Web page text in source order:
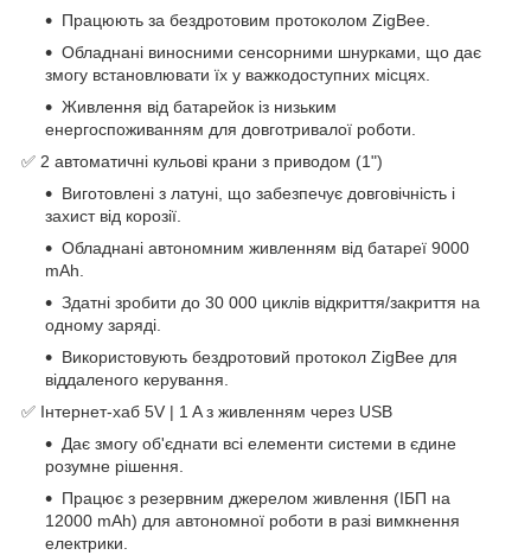
Працюють за бездротовим протоколом ZigBee.
Обладнані виносними сенсорними шнурками, що дає
змогу встановлювати їх у важкодоступних місцях.
Живлення від батарейок із низьким
енергоспоживанням для довготривалої роботи.
✅ 2 автоматичні кульові крани з приводом (1")
Виготовлені з латуні, що забезпечує довговічність і
захист від корозії.
Обладнані автономним живленням від батареї 9000
mAh.
Здатні зробити до 30 000 циклів відкриття/закриття на
одному заряді.
Використовують бездротовий протокол ZigBee для
віддаленого керування.
✅ Інтернет-хаб 5V | 1 A з живленням через USB
Дає змогу об'єднати всі елементи системи в єдине
розумне рішення.
Працює з резервним джерелом живлення (ІБП на
12000 mAh) для автономної роботи в разі вимкнення
електрики.